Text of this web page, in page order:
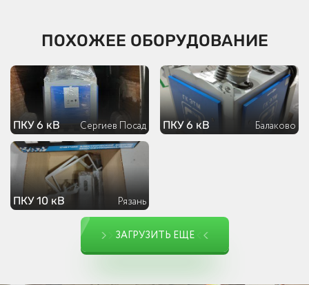
ПОХОЖЕЕ ОБОРУДОВАНИЕ
ПКУ 6 кВ Сергиев Посад ПКУ 6 кВ Балаково
ПКУ 10 кВ Рязань
ЗАГРУЗИТЬ ЕЩЕ